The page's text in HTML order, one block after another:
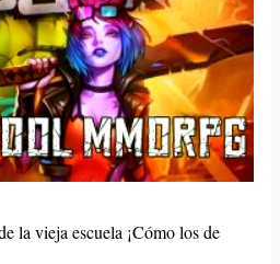
la vieja escuela ¡Cómo los de